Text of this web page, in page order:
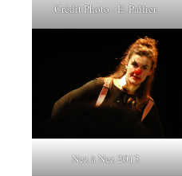
Crédit Photo : E. Pallier
Nez à Nez 2013